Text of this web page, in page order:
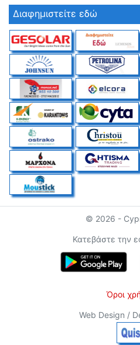
Διαφημιστείτε εδώ
© 2026 -
Κατεβάστε την
Όροι
Web Design /